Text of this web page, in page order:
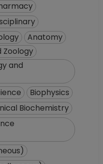
Anatomy
Zoology
and
Biophysics
Biochemistry